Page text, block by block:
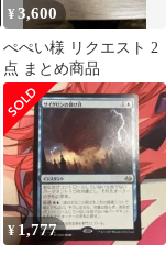
¥3,600
ぺぺい様 リクエスト 2
点 まとめ商品
¥ 1,777